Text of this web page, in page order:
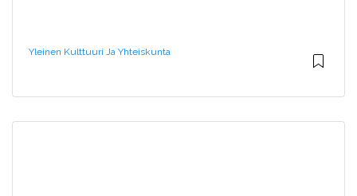
Yleinen Kulttuuri Ja Yhteiskunta